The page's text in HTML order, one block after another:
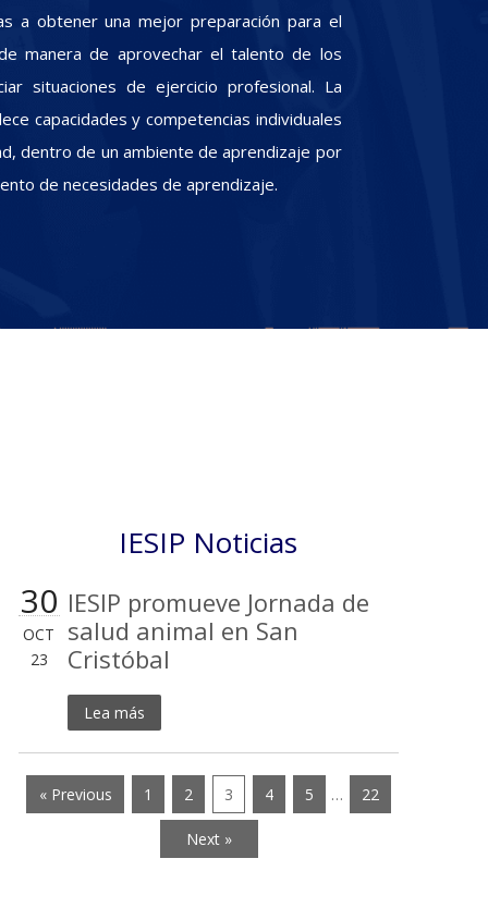
a obtener una mejor preparación para el
manera de aprovechar el talento de los
situaciones de ejercicio profesional. La
capacidades y competencias individuales
dentro de un ambiente de aprendizaje por
de necesidades de aprendizaje.
IESIP Noticias
30
OCT
23
IESIP promueve Jornada de
salud animal en San
Cristóbal
Lea más
« Previous 1 2 3 4 5 … 22
Next »